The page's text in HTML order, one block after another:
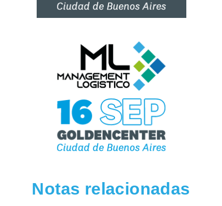
Notas relacionadas